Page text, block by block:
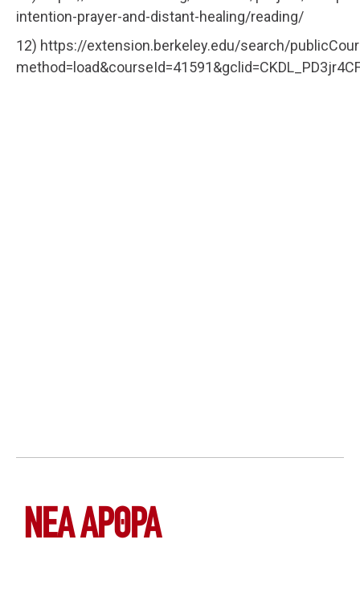
intention-prayer-and-distant-healing/reading/
12) https://extension.berkeley.edu/search/
ΝΕΑ ΆΡΘΡΑ